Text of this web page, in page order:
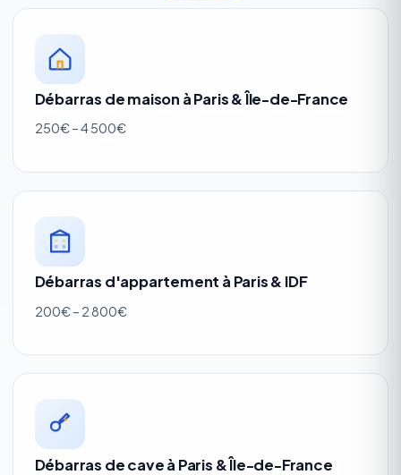
Débarras de maison à Paris & Île-de-France
250€ – 4 500€
Débarras d'appartement à Paris & IDF
200€ – 2 800€
Débarras de cave à Paris & Île-de-France